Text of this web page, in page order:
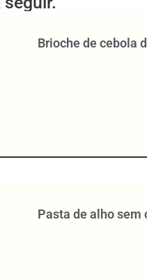
Brioche de cebola
Pasta de alho sem